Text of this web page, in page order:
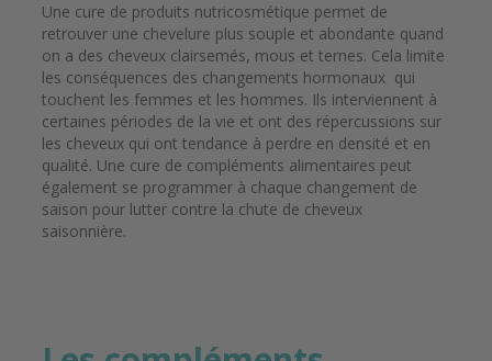
Une cure de produits nutricosmétique permet de
retrouver une chevelure plus souple et abondante quand
on a des cheveux clairsemés, mous et ternes. Cela limite
les conséquences des changements hormonaux qui
touchent les femmes et les hommes. Ils interviennent à
certaines périodes de la vie et ont des répercussions sur
les cheveux qui ont tendance à perdre en densité et en
qualité. Une cure de compléments alimentaires peut
également se programmer à chaque changement de
saison pour lutter contre la chute de cheveux
saisonnière.